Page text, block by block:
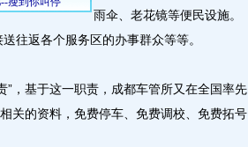
雨伞、老花镜等便民设施。
往返各个服务区的办事群众等等。
基于这一职责，成都车管所又在全国率先
关的资料，免费停车、免费调校、免费拓号